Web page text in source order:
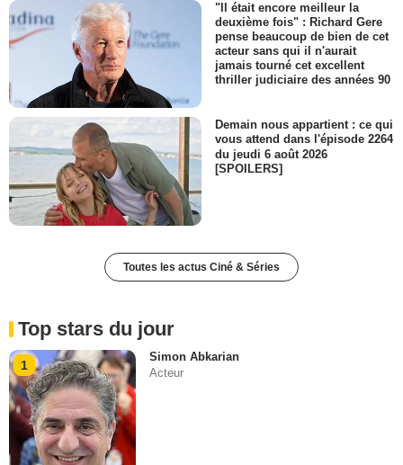
"Il était encore meilleur la
deuxième fois" : Richard Gere
pense beaucoup de bien de cet
acteur sans qui il n'aurait
jamais tourné cet excellent
thriller judiciaire des années 90
Demain nous appartient : ce qui
vous attend dans l'épisode 2264
du jeudi 6 août 2026
[SPOILERS]
Toutes les actus Ciné & Séries
Top stars du jour
1
Simon Abkarian
Acteur